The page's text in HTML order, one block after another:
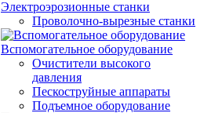
Электроэрозионные станки
Проволочно-вырезные станки
Вспомогательное оборудование
Очистители высокого
давления
Пескоструйные аппараты
Подъемное оборудование